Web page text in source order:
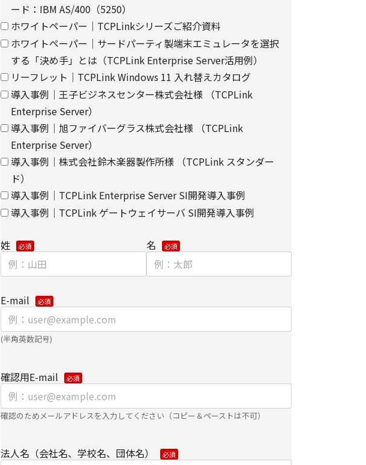
パートナー企業に提供する場合
個人情報を提供する場合は、ご提供頂いた個人情報の全ての項目につい
て、電子的な伝送または紙面/電子媒体による搬送もしくは手渡しにて提
供いたします。
なお、上記利用目的の範囲で利用するにあたり、当社のグループ会社お
よびパートナー企業より直接ご連絡させていただく場合があります。
【委託先に関して】
当社は、委託業務により個人情報を外部へ預託する場合は、適切な機密
保持契約を締結し委託先を監督します。
【情報提供の任意性に関して】
個人情報をご提供いただけない場合は、当社からのお問い合わせ対応/各
種情報/サービスをお届けできなくなる場合がございます。
【個人情報の開示/訂正/削除に関して】
は、下記の【お問い合わせ先】にご連絡ください。
また、お手続きの詳細については、以下をご参照ください。
【安全対策に関して】
このページは通信途上における第三者の不正なアクセスに備えて、
SSL（Secure Sockets Layer）による個人情報の暗号化またはこれに準
【個人情報保護管理者】
キヤノンITソリューションズ株式会社
コーポレートマーケティング部 部長
コーポレートマーケティング部
ード：IBM AS/400（5250）
ホワイトペーパー｜TCPLinkシリーズご紹介資料
ホワイトペーパー｜サードパーティ製端末エミュレータを選択
する「決め手」とは（TCPLink Enterprise Server活用例）
リーフレット｜TCPLink Windows 11 入れ替えカタログ
導入事例｜王子ビジネスセンター株式会社様 （TCPLink
Enterprise Server）
導入事例｜旭ファイバーグラス株式会社様 （TCPLink
Enterprise Server）
導入事例｜株式会社鈴木楽器製作所様 （TCPLink スタンダー
ド）
導入事例｜TCPLink Enterprise Server SI開発導入事例
導入事例｜TCPLink ゲートウェイサーバ SI開発導入事例
姓 名
E-mail
(半角英数記号)
確認用E-mail
確認のためメールアドレスを入力してください（コピー＆ペーストは不可）
法人名（会社名、学校名、団体名）